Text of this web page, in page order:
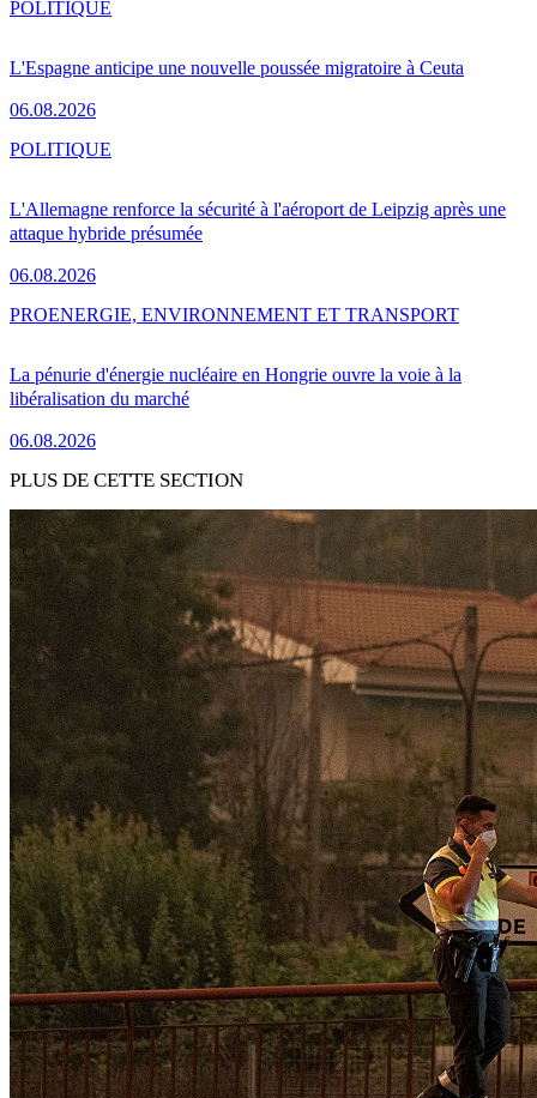
L'Espagne anticipe une nouvelle poussée migratoire à Ceuta
06.08.2026
POLITIQUE
L'Allemagne renforce la sécurité à l'aéroport de Leipzig après une
attaque hybride présumée
06.08.2026
POLITIQUE
La pénurie d'énergie nucléaire en Hongrie ouvre la voie à la
libéralisation du marché
06.08.2026
PROENERGIE, ENVIRONNEMENT ET TRANSPORT
PLUS DE CETTE SECTION